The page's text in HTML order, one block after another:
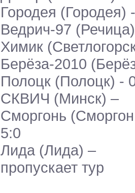
Городея (Городея)
Ведрич-97
Химик
Берёза-2010
Полоцк (Полоцк) -
СКВИЧ (Минск) –
Сморгонь
5:0
Лида (Лида) –
пропускает тур